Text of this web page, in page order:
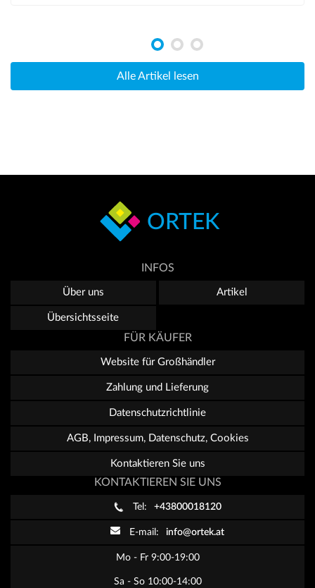
Alle Artikel lesen
ORTEK
INFOS
Über uns Artikel
Übersichtsseite
FÜR KÄUFER
Website für Großhändler
Zahlung und Lieferung
Datenschutzrichtlinie
AGB, Impressum, Datenschutz, Cookies
Kontaktieren Sie uns
KONTAKTIEREN SIE UNS
Tel: +43800018120
E-mail: info@ortek.at
Mo - Fr 9:00-19:00
Sa - So 10:00-14:00